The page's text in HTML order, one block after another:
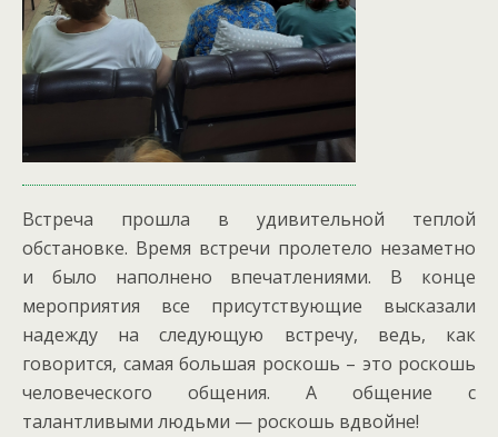
Встреча прошла в удивительной теплой
обстановке. Время встречи пролетело незаметно
и было наполнено впечатлениями. В конце
мероприятия все присутствующие высказали
надежду на следующую встречу, ведь, как
говорится, самая большая роскошь – это роскошь
человеческого общения. А общение с
талантливыми людьми — роскошь вдвойне!